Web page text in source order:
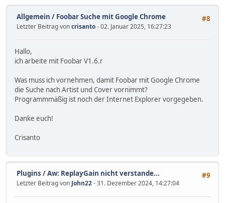
#8
Allgemein / Foobar Suche mit Google Chrome
Letzter Beitrag voncrisanto- 02. Januar 2025, 16:27:23
Hallo,
ich arbeite mit Foobar V1.6.r
Was muss ich vornehmen, damit Foobar mit Google Chrome
die Suche nach Artist und Cover vornimmt?
Programmmäßig ist noch der Internet Explorer vorgegeben.
Danke euch!
Crisanto
#9
Plugins /Aw: ReplayGain nicht verstande...
Letzter Beitrag von John22- 31. Dezember 2024, 14:27:04